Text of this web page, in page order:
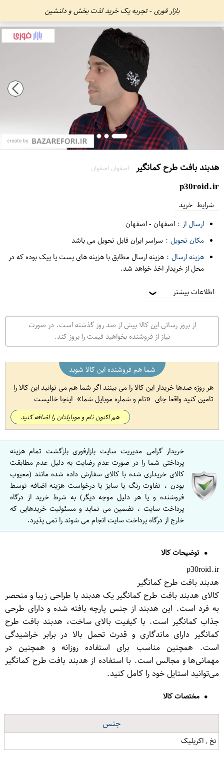
بازار فوری - تجربه یک خرید لذت بخش و دلنشین
هدبند بافت طرح کمانگیر اصفهان اصفهان
p30roid.ir
شرایط خرید
ارسال از : اصفهان-اصفهان
مکان تحویل : سراسر ایران قابل تحویل می باشد
هزینه ارسال : هزینه ارسال مطابق با هزینه های پست یا پیک بوده که در
محل از خریدار اخذ خواهد شد.
اطلاعات بیشتر ❯
از بروز رسانی این کالا بیش از صد روز گذشته است. در صورت
نیاز از فروشنده بخواهید قیمت را بروز کند.
شما هم فروشنده این کالا شوید
هر روزه صدها خریدار این کالا را می بینند اگر شما هم می توانید این کالا را
تامین کنید واقعا جای
نام و شماره موبایل شما اینجا خالیست
هم اکنون نام و موبایلتان را اضافه کنید
خریدار گرامی مدیریت سایت بازارفوری بازگشت تمام هزینه
پرداختی شما را در صورت عدم رضایت به دلیل عدم مطابقت
کالای خریداری شده با کالای سفارش داده شده مانند (معیوب
بودن ، تفاوت رنگ یا سایز یا درخواست هزینه اضافه توسط
فروشنده و یا هر دلیل موجه دیگر) به شرط خرید از درگاه
پرداخت سایت ، تضمین می نماید و مسئولیت خریدهایی که
خارج از درگاه پرداخت سایت انجام می شوند را نمی پذیرد.
توضیحات کالا
p30roid.ir
هدبند بافت طرح کمانگیر
کالای هدبند بافت طرح کمانگیر یک هدبند با طراحی زیبا و منحصر
به فرد است. این هدبند از جنس پارچه بافته شده و دارای طرحی
جذاب کمانگیر است. با کیفیت بالای ساخت، هدبند بافت طرح
کمانگیر دارای ماندگاری و قدرت تحمل بالا در برابر خراشیدگی
است. همچنین مناسب برای استفاده روزانه و همچنین در
مهمانی‌ها و مجالس است. با استفاده از هدبند بافت طرح کمانگیر
می‌توانید استایل خود را کامل کنید.
مختصات کالا
جنس
نخ , اکریلیک